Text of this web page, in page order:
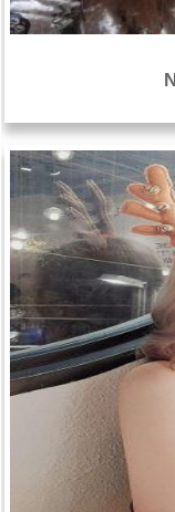
Ngày 3-7 năm
quyền chỉ huy Lục
Ngày 3-7 năm
Ngày 3-7 năm
Kỳ.
Ngày 3-7 năm
do Quốc hội thành
Ngày 3-7 năm
Phi đầu tiên được
chày.